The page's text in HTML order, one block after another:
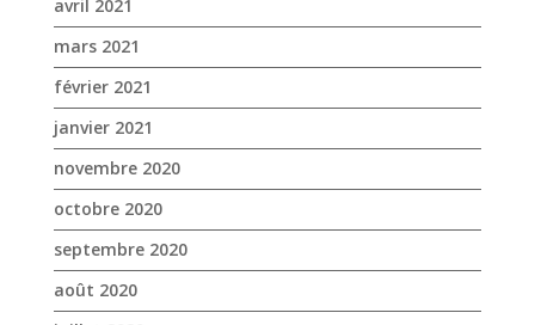
octobre 2020
septembre 2020
août 2020
juillet 2020
juin 2020
mai 2020
avril 2020
mars 2020